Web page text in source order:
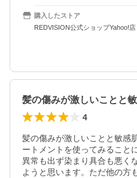
購入したストア
REDVISION公式ショップYahoo!店
4
髪の傷みが激しいことと敏感
ートメントを使ってみること
異常も出ず染まり具合も悪く
ようと思います。ただ他の方